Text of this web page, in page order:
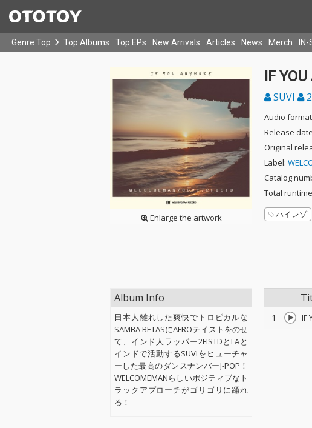
Genre Top Top Albums Top EPs New Arrivals Articles News Merch
Enlarge the artwork
IF
SUVI
Audio
Release
Original
Label:
Catalog
Total
ハイレゾ
1 IF
Album Info
日本人離れした爽快でトロピカルな
SAMBA BETASにAFROテイストをのせ
て、インド人ラッパー2FISTDとLAと
インドで活動するSUVIをヒューチャ
ーした最高のダンスナンバーJ-POP！
WELCOMEMANらしいポジティブなト
ラックアプローチがゴリゴリに踊れ
る！